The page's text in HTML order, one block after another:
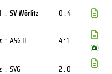
: SV Wörlitz
0 : 4
: ASG II 4 : 1
( )
: SVG 2 : 0